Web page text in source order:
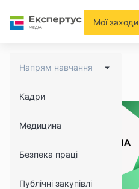
Мої заходи
Напрям навчання
Кадри
Медицина
Безпека праці
Публічні закупівлі